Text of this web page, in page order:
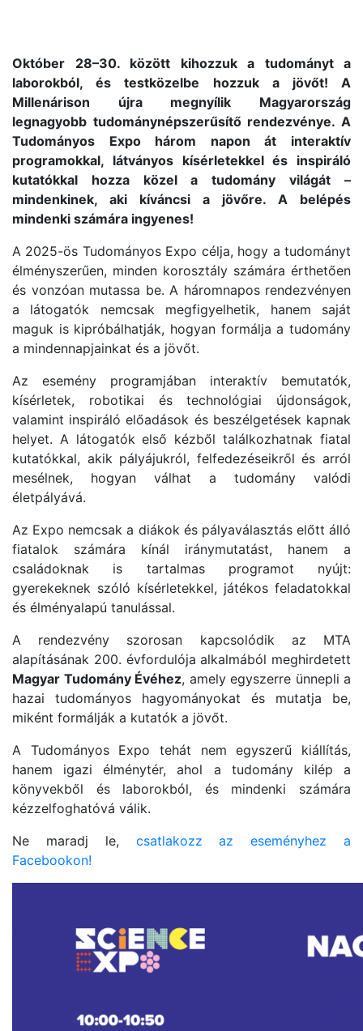
Október 28–30. között kihozzuk a tudományt a
laborokból, és testközelbe hozzuk a jövőt! A
Millenárison újra megnyílik Magyarország
legnagyobb tudománynépszerűsítő rendezvénye. A
Tudományos Expo három napon át interaktív
programokkal, látványos kísérletekkel és inspiráló
kutatókkal hozza közel a tudomány világát –
mindenkinek, aki kíváncsi a jövőre. A belépés
mindenki számára ingyenes!
A 2025-ös Tudományos Expo célja, hogy a tudományt
élményszerűen, minden korosztály számára érthetően
és vonzóan mutassa be. A háromnapos rendezvényen
a látogatók nemcsak megfigyelhetik, hanem saját
maguk is kipróbálhatják, hogyan formálja a tudomány
a mindennapjainkat és a jövőt.
Az esemény programjában interaktív bemutatók,
kísérletek, robotikai és technológiai újdonságok,
valamint inspiráló előadások és beszélgetések kapnak
helyet. A látogatók első kézből találkozhatnak fiatal
kutatókkal, akik pályájukról, felfedezéseikről és arról
mesélnek, hogyan válhat a tudomány valódi
életpályává.
Az Expo nemcsak a diákok és pályaválasztás előtt álló
fiatalok számára kínál iránymutatást, hanem a
családoknak is tartalmas programot nyújt:
gyerekeknek szóló kísérletekkel, játékos feladatokkal
és élményalapú tanulással.
A rendezvény szorosan kapcsolódik az MTA
alapításának 200. évfordulója alkalmából meghirdetett
Magyar Tudomány Évéhez, amely egyszerre ünnepli a
hazai tudományos hagyományokat és mutatja be,
miként formálják a kutatók a jövőt.
A Tudományos Expo tehát nem egyszerű kiállítás,
hanem igazi élménytér, ahol a tudomány kilép a
könyvekből és laborokból, és mindenki számára
kézzelfoghatóvá válik.
Ne maradj le, csatlakozz az eseményhez a
Facebookon!